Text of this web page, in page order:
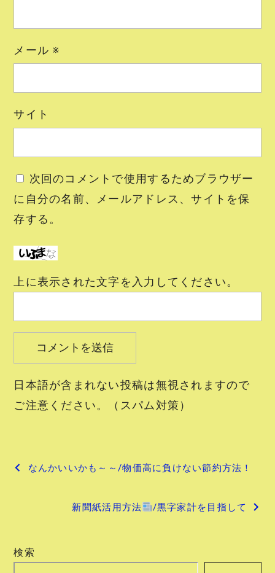
メール ※
サイト
次回のコメントで使用するためブラウザー
に自分の名前、メールアドレス、サイトを保
存する。
上に表示された文字を入力してください。
日本語が含まれない投稿は無視されますので
ご注意ください。（スパム対策）
投
ゲ
なんかいいかも～～/物価高に負けない節約方法！
新聞紙活用方法 /黒字家計を目指して
検索